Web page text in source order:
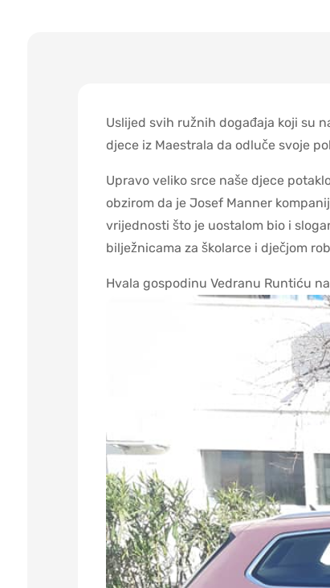
Uslijed svih ružnih događaja koji su
djece iz Maestrala da odluče svoje
Upravo veliko srce naše djece
obzirom da je Josef Manner
vrijednosti što je uostalom bio i
bilježnicama za školarce i dječjom
Hvala gospodinu Vedranu Runtiću